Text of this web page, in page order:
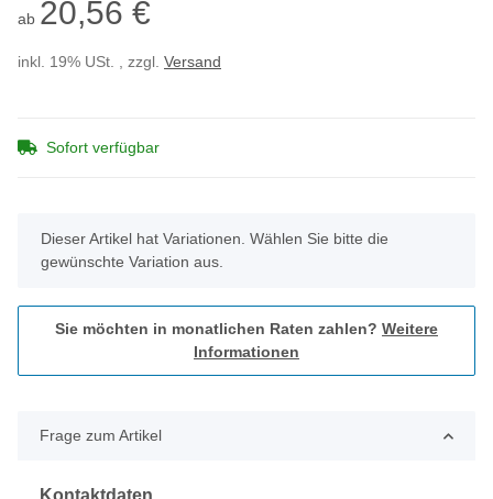
ab 20,56 €
inkl. 19% USt. , zzgl. Versand
Sofort verfügbar
x
Dieser Artikel hat Variationen. Wählen Sie bitte die
gewünschte Variation aus.
Sie möchten in monatlichen Raten zahlen? Weitere
Informationen
Frage zum Artikel
Kontaktdaten